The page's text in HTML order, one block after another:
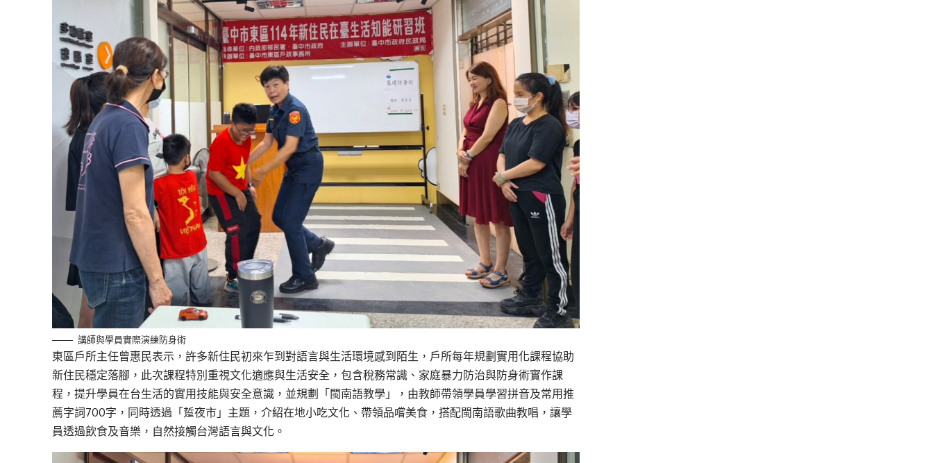
講師與學員實際演練防身術
東區戶所主任曾惠民表示，許多新住民初來乍到對語言與生活環境感到陌生，戶所每年規劃實用化課程協助
新住民穩定落腳，此次課程特別重視文化適應與生活安全，包含稅務常識、家庭暴力防治與防身術實作課
程，提升學員在台生活的實用技能與安全意識，並規劃「閩南語教學」，由教師帶領學員學習拼音及常用推
薦字詞700字，同時透過「踅夜市」主題，介紹在地小吃文化、帶領品嚐美食，搭配閩南語歌曲教唱，讓學
員透過飲食及音樂，自然接觸台灣語言與文化。